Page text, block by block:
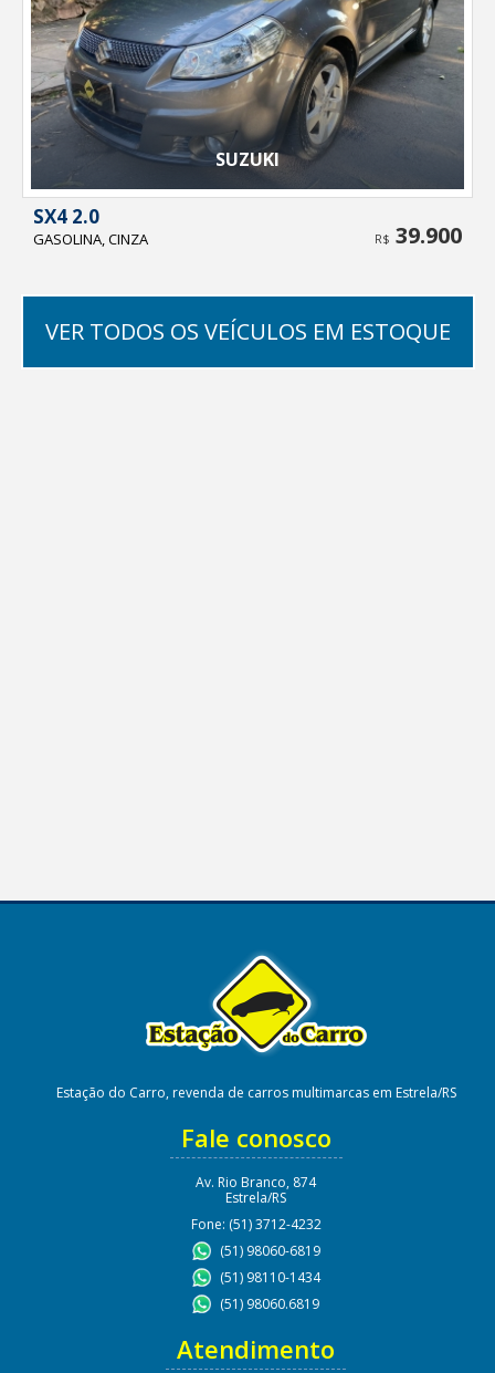
SUZUKI
SX4 2.0
GASOLINA, CINZA R$ 39.900
VER TODOS OS VEÍCULOS EM ESTOQUE
Estação do Carro, revenda de carros multimarcas em Estrela/RS
Fale conosco
Av. Rio Branco, 874
Estrela/RS
Fone: (51) 3712-4232
(51) 98060-6819
(51) 98110-1434
(51) 98060.6819
Atendimento